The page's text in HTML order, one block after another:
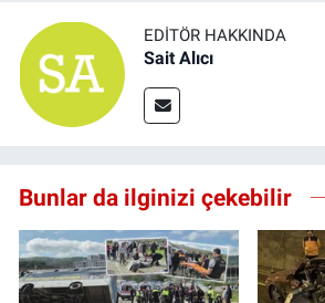
EDITÖR HAKKINDA
Sait Alıcı
Bunlar da ilginizi çekebilir